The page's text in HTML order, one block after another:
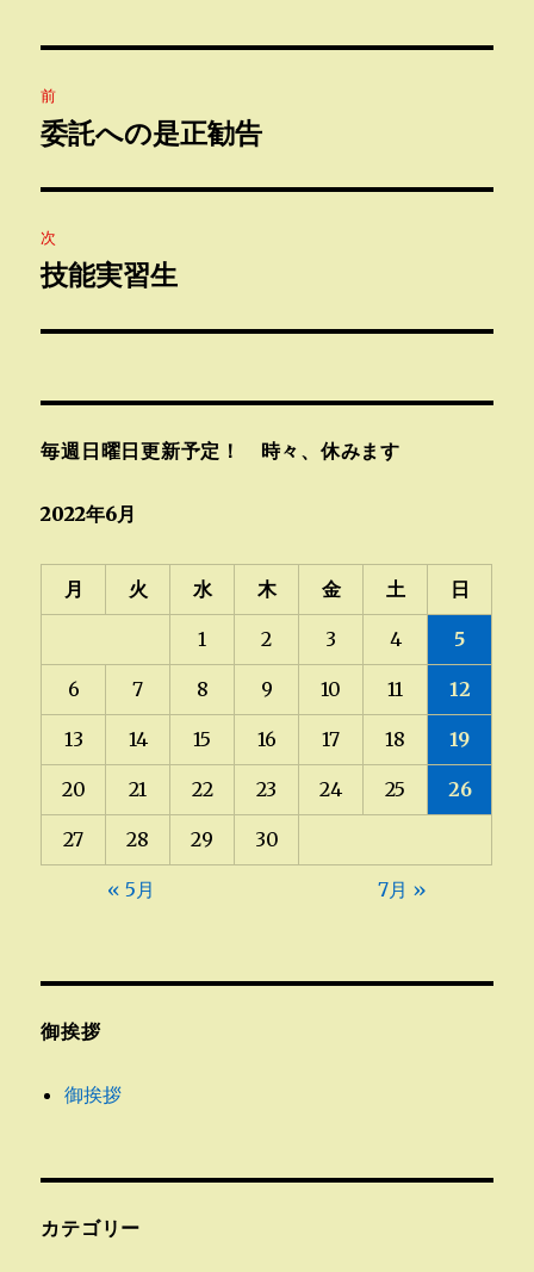
稿
ビ
ゲ
ー
前
前
投
稿:
委託への是正勧告
次
次
投
技能実習生
毎週日曜日更新予定！ 時々、休みます
2022年6月
月 火 水 木 金 土 日
1 2 3 4 5
6 7 8 9 10 11 12
13 14 15 16 17 18 19
20 21 22 23 24 25 26
27 28 29 30
« 5月 7月 »
御挨拶
御挨拶
カテゴリー